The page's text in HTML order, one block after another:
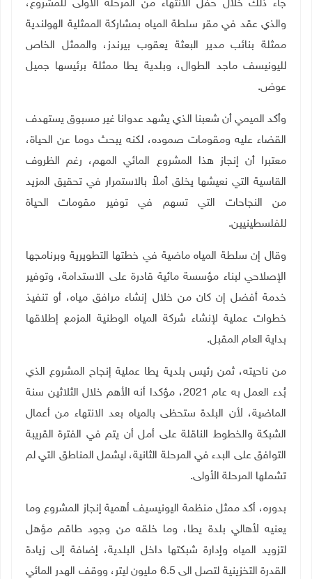
جاء ذلك خلال حفل الانتهاء من المرحلة الأولى للمشروع،
والذي عقد في مقر سلطة المياه بمشاركة الممثلية الهولندية
ممثلة بنائب مدير البعثة يعقوب بيرندز، والممثل الخاص
لليونيسف ماجد الطوال، وبلدية يطا ممثلة برئيسها جميل
عوض.
وأكد الميمي أن شعبنا الذي يشهد عدوانا غير مسبوق يستهدف
القضاء عليه ومقومات صموده، لكنه يبحث دوما عن الحياة،
معتبرا أن إنجاز هذا المشروع المائي المهم، رغم الظروف
القاسية التي نعيشها يخلق أملاً بالاستمرار في تحقيق المزيد
من النجاحات التي تسهم في توفير مقومات الحياة
للفلسطينيين.
وقال إن سلطة المياه ماضية في خطتها التطويرية وبرنامجها
الإصلاحي لبناء مؤسسة مائية قادرة على الاستدامة، وتوفير
خدمة أفضل إن كان من خلال إنشاء مرافق مياه، أو تنفيذ
خطوات عملية لإنشاء شركة المياه الوطنية المزمع إطلاقها
بداية العام المقبل.
من ناحيته، ثمن رئيس بلدية يطا عملية إنجاح المشروع الذي
بُدء العمل به عام 2021، مؤكدا أنه الأهم خلال الثلاثين سنة
الماضية، لأن البلدة ستحظى بالمياه بعد الانتهاء من أعمال
الشبكة والخطوط الناقلة على أمل أن يتم في الفترة القريبة
التوافق على البدء في المرحلة الثانية، ليشمل المناطق التي لم
تشملها المرحلة الأولى.
بدوره، أكد ممثل منظمة اليونيسيف أهمية إنجاز المشروع وما
يعنيه لأهالي بلدة يطا، وما خلقه من وجود طاقم مؤهل
لتزويد المياه وإدارة شبكتها داخل البلدية، إضافة إلى زيادة
القدرة التخزينية لتصل الى 6.5 مليون ليتر، ووقف الهدر المائي